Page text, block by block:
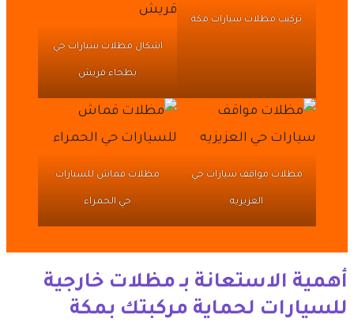
تركيب مظلات سيارات مكة
اشكال مظلات سيارات حي
بطحاء قريش
مظلات مواقف سيارات حي
العزيزيه
مظلات قماش للسيارات
حي الحمراء
​أهمية الاستعانة بـ مظلات خارجية
للسيارات لحماية مركبتك بمكة